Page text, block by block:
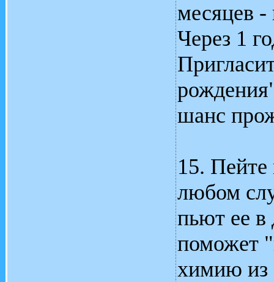
месяцев -
Через 1
шанс
15.
любом
пьют ее в
поможет
химию из